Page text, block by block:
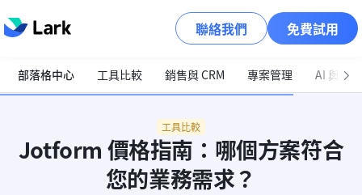
聯絡我們 免費試用
部落格中心 工具比較 銷售與 CRM 專案管理 AI 與自
工具比較
Jotform 價格指南：哪個方案符合
您的業務需求？